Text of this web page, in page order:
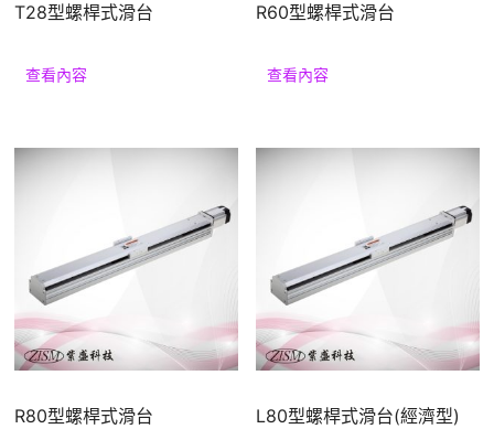
T28型螺桿式滑台
查看內容
R60型螺桿式滑台
查看內容
R80型螺桿式滑台 L80型螺桿式滑台(經濟型)